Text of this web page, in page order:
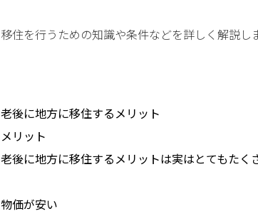
移住を行うための知識や条件などを詳しく解説し
老後に地方に移住するメリット
メリット
老後に地方に移住するメリットは実はとてもたく
物価が安い